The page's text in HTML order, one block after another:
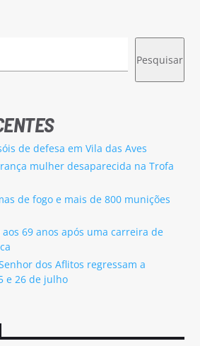
Pesquisar
de defesa em Vila das Aves
mulher desaparecida na Trofa
de fogo e mais de 800 munições
69 anos após uma carreira de
dos Aflitos regressam a
e 26 de julho